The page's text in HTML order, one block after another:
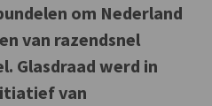
om Nederland
van razendsnel
Glasdraad werd in
van